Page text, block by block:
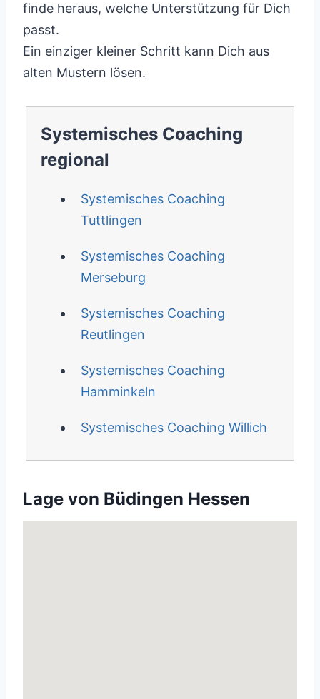
finde heraus, welche Unterstützung für Dich
passt.
Ein einziger kleiner Schritt kann Dich aus
alten Mustern lösen.
Systemisches Coaching
regional
Systemisches Coaching
Tuttlingen
Systemisches Coaching
Merseburg
Systemisches Coaching
Reutlingen
Systemisches Coaching
Hamminkeln
Systemisches Coaching Willich
Lage von Büdingen Hessen